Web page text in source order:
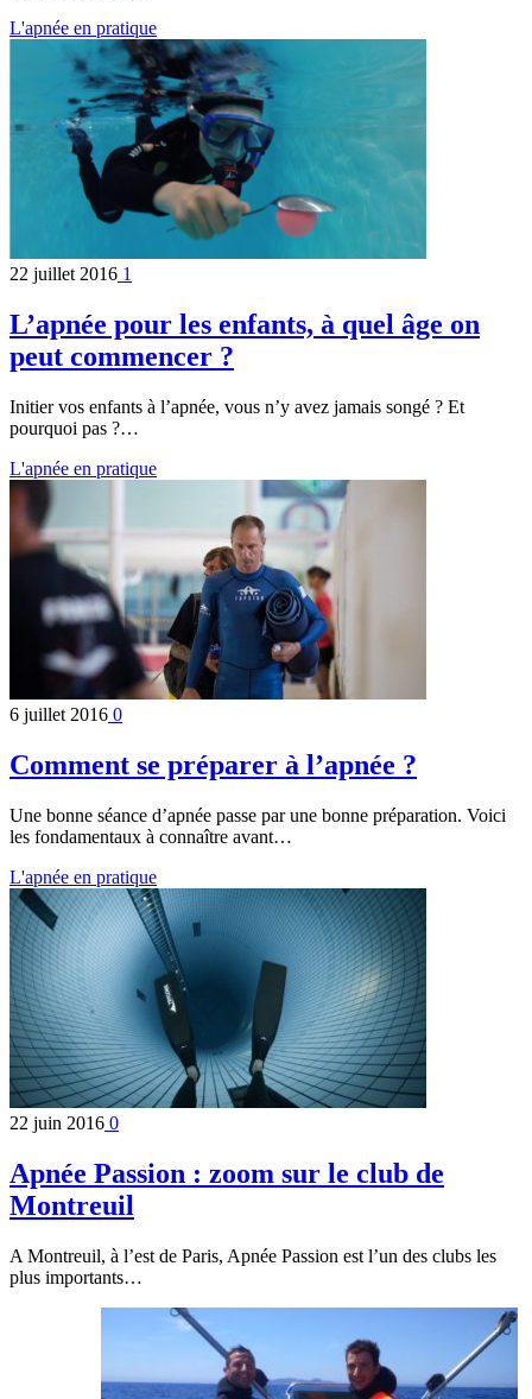
L'apnée en pratique
22 juillet 2016 1
L’apnée pour les enfants, à quel âge on
peut commencer ?
Initier vos enfants à l’apnée, vous n’y avez jamais songé ? Et
pourquoi pas ?…
L'apnée en pratique
6 juillet 2016 0
Comment se préparer à l’apnée ?
Une bonne séance d’apnée passe par une bonne préparation. Voici
les fondamentaux à connaître avant…
L'apnée en pratique
22 juin 2016 0
Apnée Passion : zoom sur le club de
Montreuil
A Montreuil, à l’est de Paris, Apnée Passion est l’un des clubs les
plus importants…